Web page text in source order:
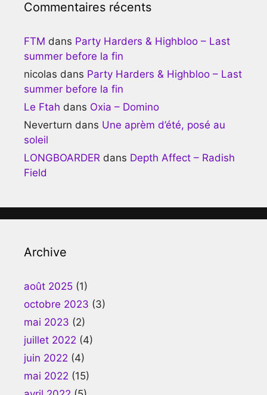
Commentaires récents
FTM dans Party Harders & Highbloo – Last
summer before la fin
nicolas dans Party Harders & Highbloo – Last
summer before la fin
Le Ftah dans Oxia – Domino
Neverturn dans Une aprèm d’été, posé au
soleil
LONGBOARDER dans Depth Affect – Radish
Field
Archive
août 2025 (1)
octobre 2023 (3)
mai 2023 (2)
juillet 2022 (4)
juin 2022 (4)
mai 2022 (15)